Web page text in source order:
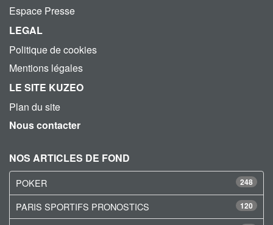
Espace Presse
LEGAL
Politique de cookies
Mentions légales
LE SITE KUZEO
Plan du site
Nous contacter
NOS ARTICLES DE FOND
248
POKER
120
PARIS SPORTIFS PRONOSTICS